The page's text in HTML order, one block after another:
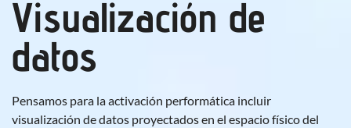
Visualización de
datos
Pensamos para la activación performática incluir
visualización de datos proyectados en el espacio físico del